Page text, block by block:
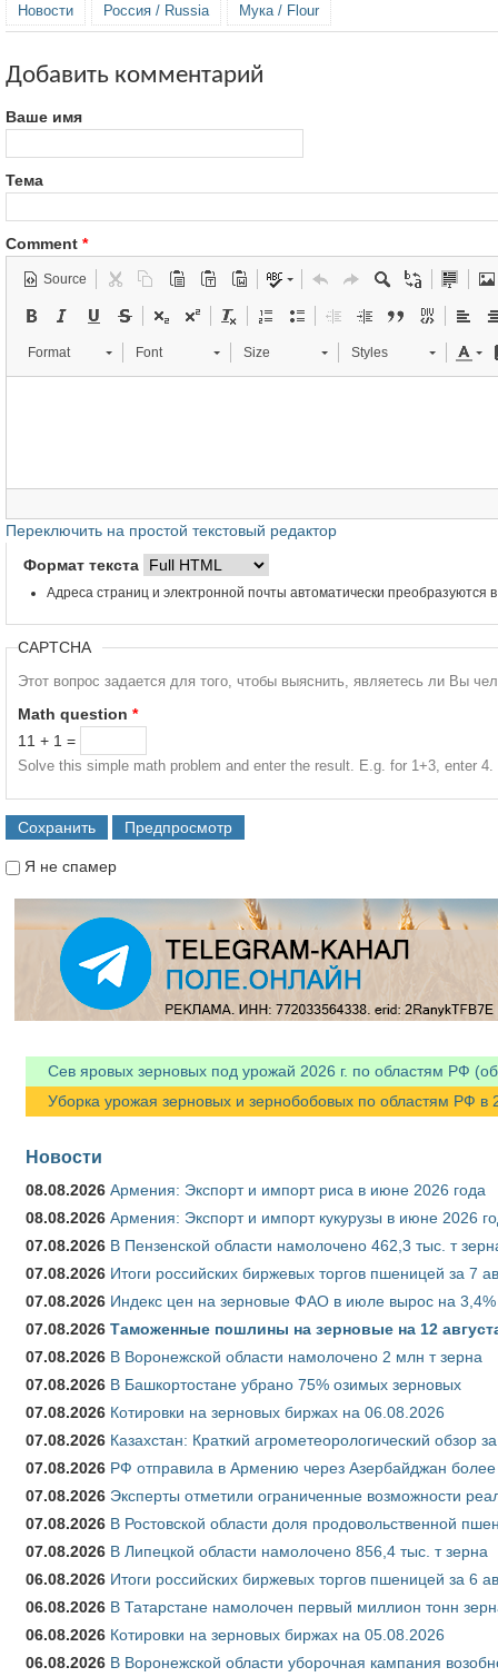
Новости Россия / Russia Мука / Flour
Добавить комментарий
Ваше имя
Тема
Comment *
Source
Format Font Size Styles
Переключить на простой текстовый редактор
Формат текста
Адреса страниц и электронной почты автоматически преобразуются
CAPTCHA
Этот вопрос задается для того, чтобы выяснить, являетесь ли Вы
Math question *
11 + 1 =
Solve this simple math problem and enter the result. E.g. for 1+3, enter 4.
Я не спамер
Сев яровых зерновых под урожай 2026 г. по областям РФ
Уборка урожая зерновых и зернобобовых по областям РФ в
Новости
08.08.2026 Армения: Экспорт и импорт риса в июне 2026 года
08.08.2026 Армения: Экспорт и импорт кукурузы в июне 2026
07.08.2026 В Пензенской области намолочено 462,3 тыс. т
07.08.2026 Итоги российских биржевых торгов пшеницей за 7
07.08.2026 Индекс цен на зерновые ФАО в июле вырос на 3,4%
07.08.2026 Таможенные пошлины на зерновые на 12
07.08.2026 В Воронежской области намолочено 2 млн т зерна
07.08.2026 В Башкортостане убрано 75% озимых зерновых
07.08.2026 Котировки на зерновых биржах на 06.08.2026
07.08.2026 Казахстан: Краткий агрометеорологический обзор
07.08.2026 РФ отправила в Армению через Азербайджан более
07.08.2026 Эксперты отметили ограниченные возможности
07.08.2026 В Ростовской области доля продовольственной
07.08.2026 В Липецкой области намолочено 856,4 тыс. т зерна
06.08.2026 Итоги российских биржевых торгов пшеницей за 6
06.08.2026 В Татарстане намолочен первый миллион тонн
06.08.2026 Котировки на зерновых биржах на 05.08.2026
06.08.2026 В Воронежской области уборочная кампания